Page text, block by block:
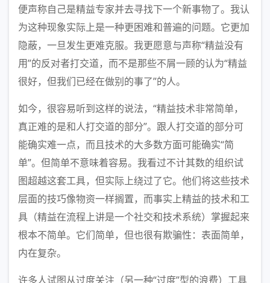
便声称自己是精益专家并去寻找下一个新事物了。我认
为这种现象实际上是一种更困难和普遍的问题。它更加
隐蔽，一旦发生更难克服。我更愿意与声称“精益没有
用”的反对者打交道，而不是那些不屑一顾的认为“精益
很好，但我们已经在做别的事了”的人。
如今，很容易听到这样的说法，“精益技术非常简单，
真正难的是和人打交道的部分”。跟人打交道的部分可
能确实难一点，而且技术的大多数方面可能确实“简
单”。但简单不意味着容易。我看过不计其数的组织试
图超越这套工具，但实际上绕过了它。他们将这些技术
层面的技巧像物资一样搁置，而事实上精益的技术和工
具（精益在流程上讲是一个社交和技术系统）掌握起来
根本不简单。它们简单，但也很有欺骗性：表面简单，
内在复杂。
许多人试图从过度关注（另一种“过度”型的浪费）工具